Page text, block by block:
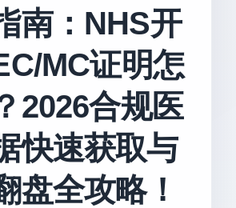
南：NHS开
MC证明怎
2026合规医
快速获取与
盘全攻略！